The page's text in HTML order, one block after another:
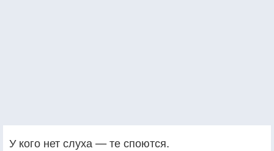
У кого нет слуха — те споются.